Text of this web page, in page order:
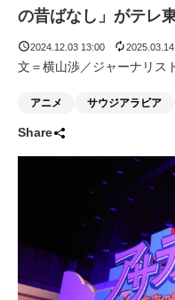
LIFE
BPaaS
の昔ばなし」がテレ
2024.12.03 13:00
文＝横山渉／ジャーナリス
アニメ サウジアラビア
Share